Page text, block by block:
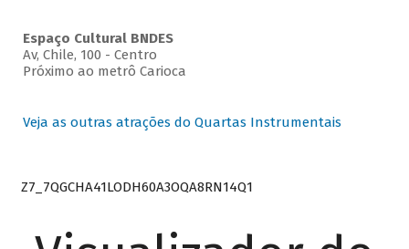
Espaço Cultural BNDES
Av, Chile, 100 - Centro
Próximo ao metrô Carioca
Veja as outras atrações do Quartas Instrumentais
Z7_7QGCHA41LODH60A3OQA8RN14Q1